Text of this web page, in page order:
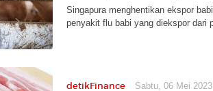
Singapura menghentikan ekspor
penyakit flu babi yang diekspor dari
detikFinance Sabtu, 06 Mei